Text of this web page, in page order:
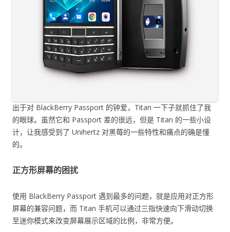
出于对 BlackBerry Passport 的钟爱，Titan 一下子就抓住了我
的眼球。虽然它和 Passport 差的很远，但是 Titan 的一些小设
计，让我感受到了 Unihertz 对黑莓的一些特性和痛点的确是懂
的。
正方形屏幕的困扰
使用 BlackBerry Passport 遇到最多的问题，就是应用对正方形
屏幕的兼容问题，而 Titan 手机可以通过三指快速向下滑动切换
至迷你模式来改变屏幕展示区域的比例，非常方便。